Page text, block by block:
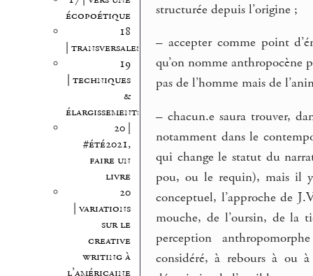
écopoétique
18
| transversales
19
| techniques
&
élargissements
20 |
#été2021,
faire un
livre
20
| variations
sur le
creative
writing à
l’américaine
structurée depuis l’origine ;
– accepter comme point
qu’on nomme anthropocène
pas de l’homme mais de
– chacun.e saura trouver,
notamment dans le
qui change le statut du
pou, ou le requin), mais il
conceptuel, l’approche de
mouche, de l’oursin, de la
perception
considéré, à rebours à ou